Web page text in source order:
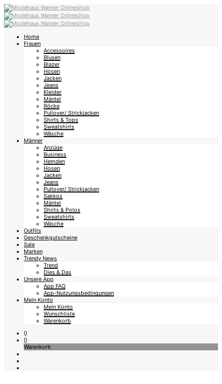
Home
Frauen
Accessoires
Blusen
Blazer
Hosen
Jacken
Jeans
Kleider
Mäntel
Röcke
Pullover/ Strickjacken
Shirts & Tops
Sweatshirts
Wäsche
Männer
Anzüge
Business
Hemden
Hosen
Jacken
Jeans
Pullover/ Strickjacken
Sakkos
Mäntel
Shirts & Polos
Sweatshirts
Wäsche
Outfits
Geschenkgutscheine
Sale
Marken
Trendy News
Trend
Dies & Das
Unsere App
App FAQ
App-Nutzungsbedingungen
Mein Konto
Mein Konto
Wunschliste
Warenkorb
0
0
Warenkorb